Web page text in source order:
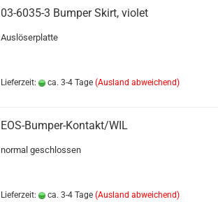
03-6035-3 Bumper Skirt, violet
Auslöserplatte
Lieferzeit: ca. 3-4 Tage (Ausland abweichend)
EOS-Bumper-Kontakt/WIL
normal geschlossen
Lieferzeit: ca. 3-4 Tage (Ausland abweichend)